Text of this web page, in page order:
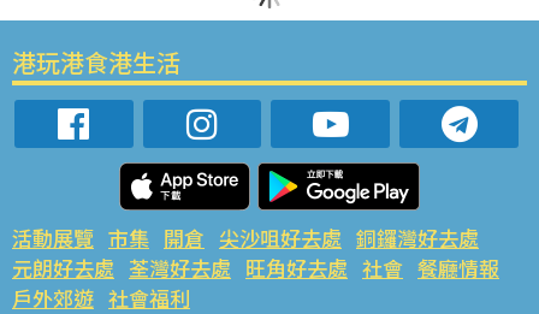
港玩港食港生活
活動展覽 市集 開倉 尖沙咀好去處 銅鑼灣好去處
元朗好去處 荃灣好去處 旺角好去處 社會 餐廳情報
戶外郊遊 社會福利